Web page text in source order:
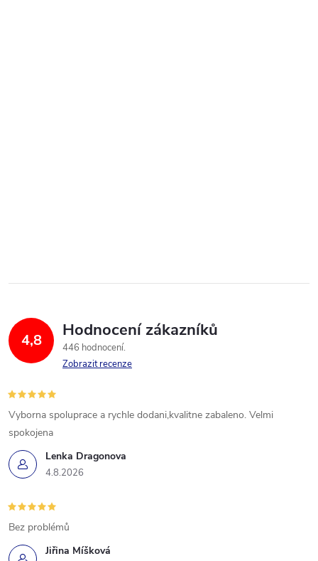
4,8 Hodnocení zákazníků
446 hodnocení
Zobrazit recenze
Lenka Dragonova
4.8.2026
Vyborna spoluprace a rychle dodani,kvalitne zabaleno. Velmi
spokojena
Jiřina Míšková
Bez problémů